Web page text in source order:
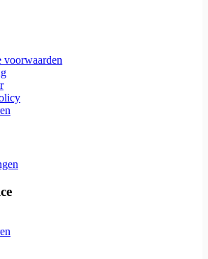
voorwaarden